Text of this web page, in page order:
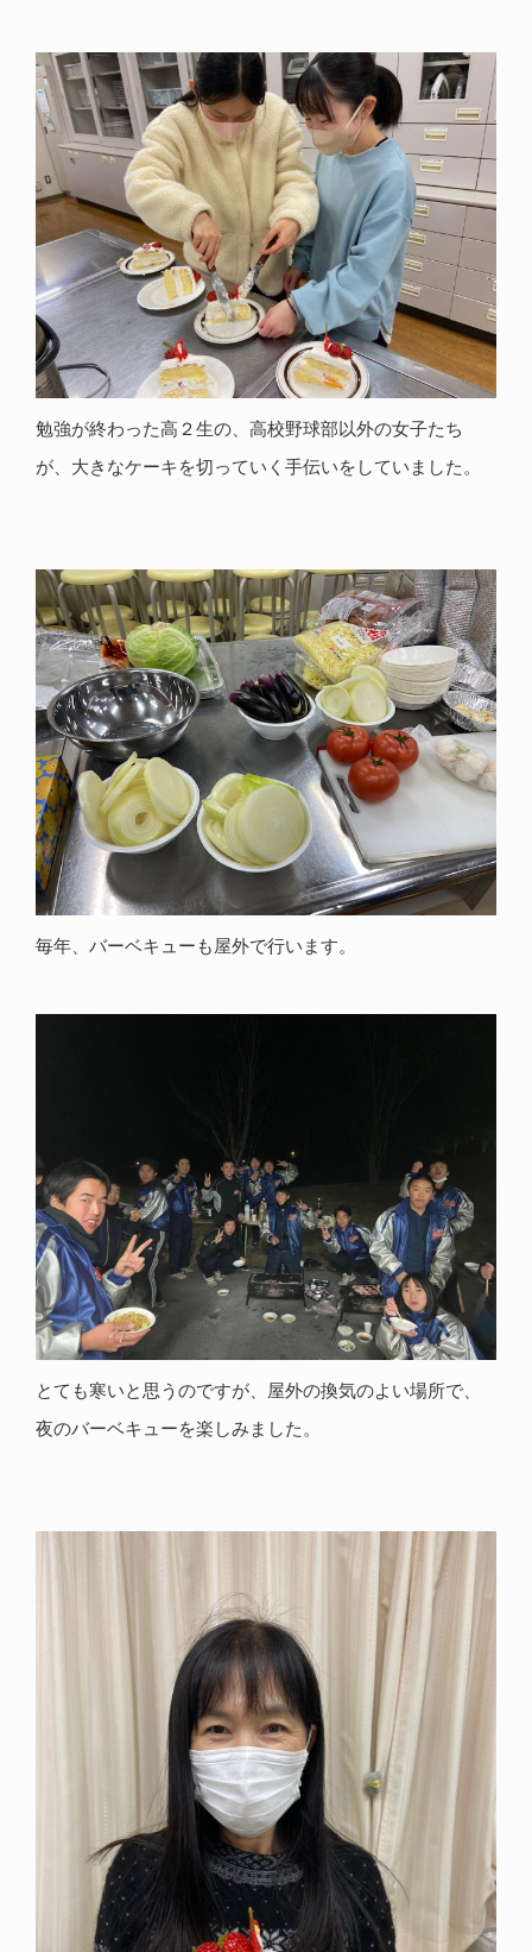
勉強が終わった高２生の、高校野球部以外の女子たち
が、大きなケーキを切っていく手伝いをしていました。
毎年、バーベキューも屋外で行います。
とても寒いと思うのですが、屋外の換気のよい場所で、
夜のバーベキューを楽しみました。